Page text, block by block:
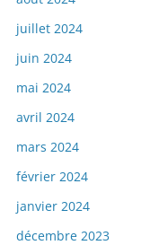
juillet 2024
juin 2024
mai 2024
avril 2024
mars 2024
février 2024
janvier 2024
décembre 2023